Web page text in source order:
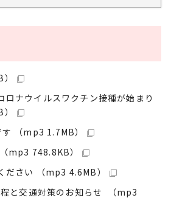
ロナウイルスワクチン接種が始まり
（mp3 1.7MB）
mp3 748.8KB）
ださい （mp3 4.6MB）
と交通対策のお知らせ （mp3